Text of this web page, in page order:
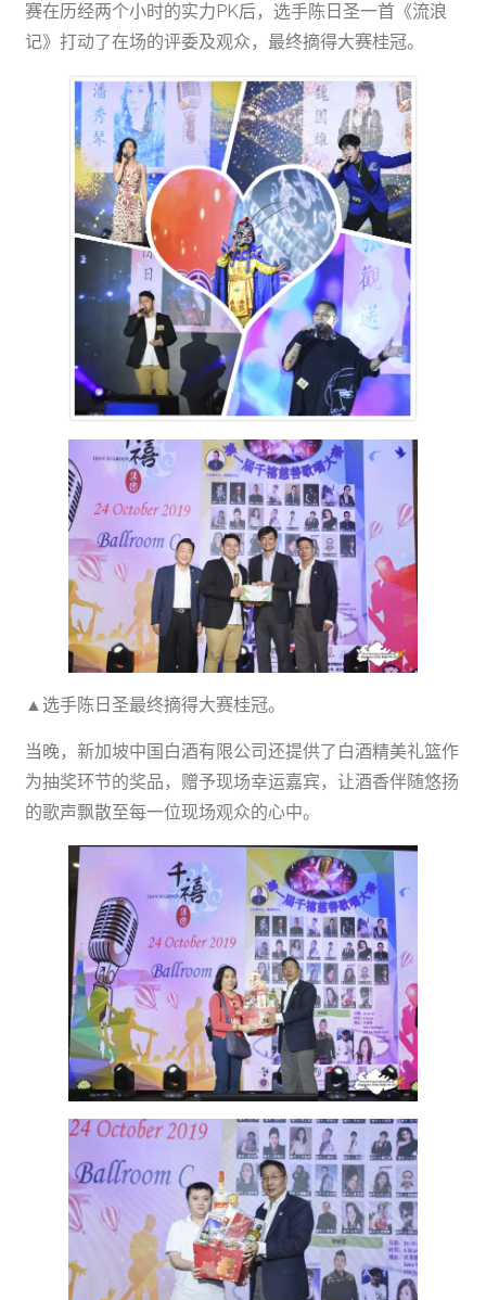
赛在历经两个小时的实力PK后，选手陈日圣一首《流浪
记》打动了在场的评委及观众，最终摘得大赛桂冠。
▲选手陈日圣最终摘得大赛桂冠。
当晚，新加坡中国白酒有限公司还提供了白酒精美礼篮作
为抽奖环节的奖品，赠予现场幸运嘉宾，让酒香伴随悠扬
的歌声飘散至每一位现场观众的心中。